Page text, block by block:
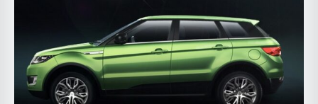
chinezii
Aproape